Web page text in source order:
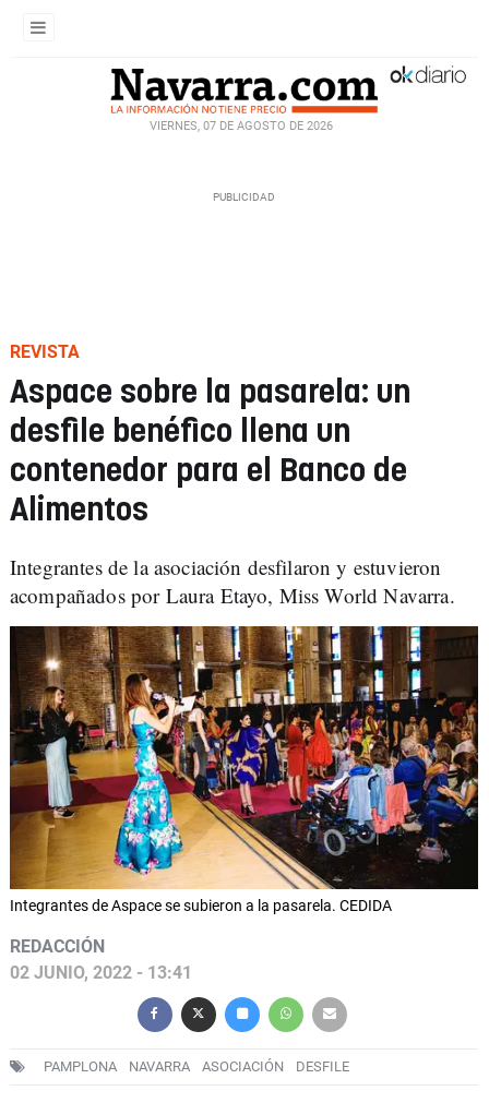
VIERNES, 07 DE AGOSTO DE 2026
REVISTA
Aspace sobre la pasarela: un
desfile benéfico llena un
contenedor para el Banco de
Alimentos
Integrantes de la asociación desfilaron y estuvieron
acompañados por Laura Etayo, Miss World Navarra.
Integrantes de Aspace se subieron a la pasarela. CEDIDA
REDACCIÓN
02 JUNIO, 2022 - 13:41
PAMPLONA NAVARRA ASOCIACIÓN DESFILE